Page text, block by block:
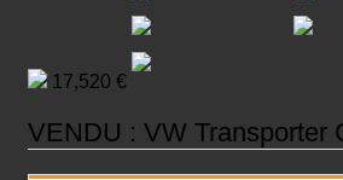
17,520 €
VENDU : VW Transporter